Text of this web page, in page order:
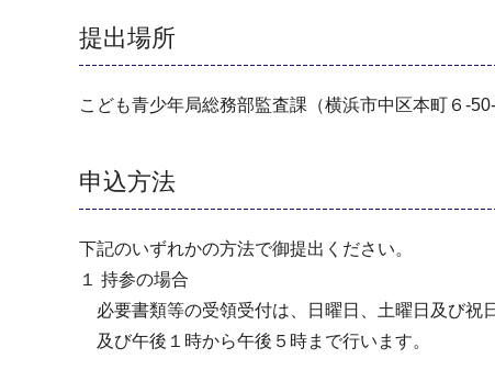
提出場所
こども⻘少年局総務部監査課（横浜市中区本町６-
申込方法
下記のいずれかの⽅法で御提出ください。
１ 持参の場合
必要書類等の受領受付は、⽇曜⽇、⼟曜⽇及び祝
及び午後１時から午後５時まで⾏います。